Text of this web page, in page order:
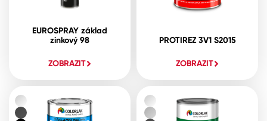
EUROSPRAY základ
zinkový 98
ZOBRAZIT
PROTIREZ 3V1 S2015
ZOBRAZIT